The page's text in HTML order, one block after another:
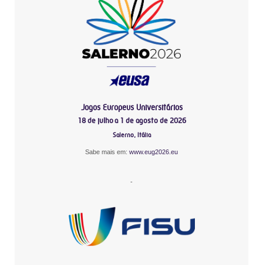
Jogos Europeus Universitários
18 de julho a 1 de agosto de 2026
Salerno, Itália
Sabe mais em: www.eug2026.eu
-